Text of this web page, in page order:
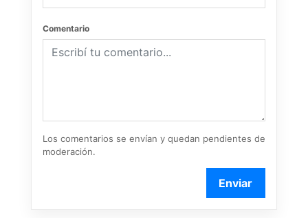
Comentario
Los comentarios se envían y quedan pendientes de
moderación.
Enviar